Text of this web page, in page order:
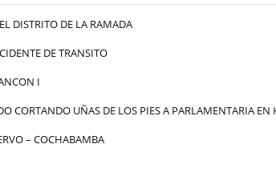
DISTRITO DE LA RAMADA
DE TRANSITO
I
CORTANDO UÑAS DE LOS PIES A PARLAMENTARIA
– COCHABAMBA